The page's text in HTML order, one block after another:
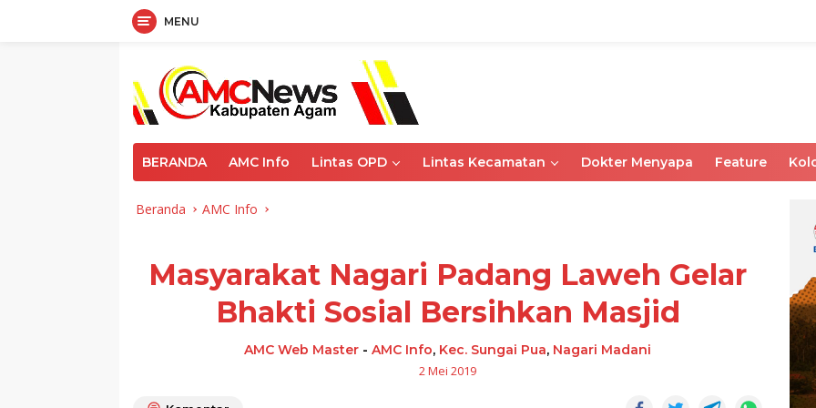
MENU
BERANDA AMC Info Lintas OPD Lintas Kecamatan Dokter Menyapa Feature
Beranda AMC Info
Masyarakat Nagari Padang Laweh Gelar
Bhakti Sosial Bersihkan Masjid
AMC Web Master -AMC Info, Kec. Sungai Pua, Nagari Madani
2 Mei 2019